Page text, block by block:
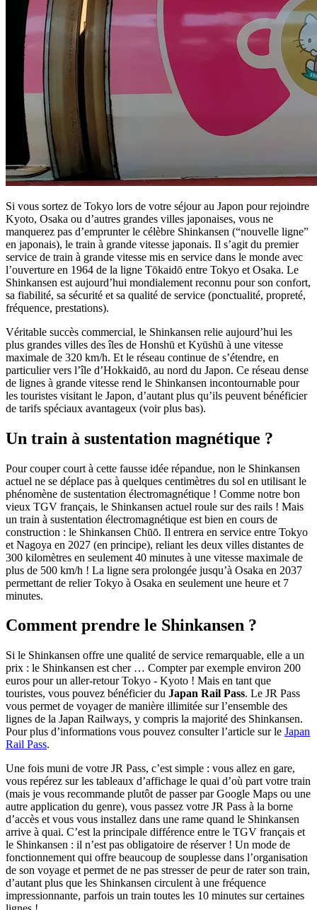
Si vous sortez de Tokyo lors de votre séjour au Japon pour rejoindre
Kyoto, Osaka ou d’autres grandes villes japonaises, vous ne
manquerez pas d’emprunter le célèbre Shinkansen (“nouvelle ligne”
en japonais), le train à grande vitesse japonais. Il s’agit du premier
service de train à grande vitesse mis en service dans le monde avec
l’ouverture en 1964 de la ligne Tōkaidō entre Tokyo et Osaka. Le
Shinkansen est aujourd’hui mondialement reconnu pour son confort,
sa fiabilité, sa sécurité et sa qualité de service (ponctualité, propreté,
fréquence, prestations).
Véritable succès commercial, le Shinkansen relie aujourd’hui les
plus grandes villes des îles de Honshū et Kyūshū à une vitesse
maximale de 320 km/h. Et le réseau continue de s’étendre, en
particulier vers l’île d’Hokkaidō, au nord du Japon. Ce réseau dense
de lignes à grande vitesse rend le Shinkansen incontournable pour
les touristes visitant le Japon, d’autant plus qu’ils peuvent bénéficier
de tarifs spéciaux avantageux (voir plus bas).
Un train à sustentation magnétique ?
Pour couper court à cette fausse idée répandue, non le Shinkansen
actuel ne se déplace pas à quelques centimètres du sol en utilisant le
phénomène de sustentation électromagnétique ! Comme notre bon
vieux TGV français, le Shinkansen actuel roule sur des rails ! Mais
un train à sustentation électromagnétique est bien en cours de
construction : le Shinkansen Chūō. Il entrera en service entre Tokyo
et Nagoya en 2027 (en principe), reliant les deux villes distantes de
300 kilomètres en seulement 40 minutes à une vitesse maximale de
plus de 500 km/h ! La ligne sera prolongée jusqu’à Osaka en 2037
permettant de relier Tokyo à Osaka en seulement une heure et 7
minutes.
Comment prendre le Shinkansen ?
Si le Shinkansen offre une qualité de service remarquable, elle a un
prix : le Shinkansen est cher … Compter par exemple environ 200
euros pour un aller-retour Tokyo - Kyoto ! Mais en tant que
touristes, vous pouvez bénéficier du Japan Rail Pass. Le JR Pass
vous permet de voyager de manière illimitée sur l’ensemble des
lignes de la Japan Railways, y compris la majorité des Shinkansen.
Pour plus d’informations vous pouvez consulter l’article sur le Japan
Rail Pass.
Une fois muni de votre JR Pass, c’est simple : vous allez en gare,
vous repérez sur les tableaux d’affichage le quai d’où part votre train
(mais je vous recommande plutôt de passer par Google Maps ou une
autre application du genre), vous passez votre JR Pass à la borne
d’accès et vous vous installez dans une rame quand le Shinkansen
arrive à quai. C’est la principale différence entre le TGV français et
le Shinkansen : il n’est pas obligatoire de réserver ! Un mode de
fonctionnement qui offre beaucoup de souplesse dans l’organisation
de son voyage et permet de ne pas stresser de peur de rater son train,
d’autant plus que les Shinkansen circulent à une fréquence
impressionnante, parfois un train toutes les 10 minutes sur certaines